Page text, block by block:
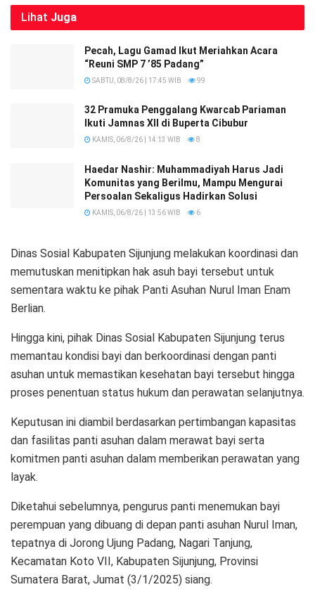
Lihat Juga
Pecah, Lagu Gamad Ikut Meriahkan Acara
“Reuni SMP 7 ’85 Padang”
SABTU, 08/8/26 | 17:45 WIB 99
32 Pramuka Penggalang Kwarcab Pariaman
Ikuti Jamnas XII di Buperta Cibubur
KAMIS, 06/8/26 | 14:13 WIB 8
Haedar Nashir: Muhammadiyah Harus Jadi
Komunitas yang Berilmu, Mampu Mengurai
Persoalan Sekaligus Hadirkan Solusi
KAMIS, 06/8/26 | 13:56 WIB 6
Dinas Sosial Kabupaten Sijunjung melakukan koordinasi dan
memutuskan menitipkan hak asuh bayi tersebut untuk
sementara waktu ke pihak Panti Asuhan Nurul Iman Enam
Berlian.
Hingga kini, pihak Dinas Sosial Kabupaten Sijunjung terus
memantau kondisi bayi dan berkoordinasi dengan panti
asuhan untuk memastikan kesehatan bayi tersebut hingga
proses penentuan status hukum dan perawatan selanjutnya.
Keputusan ini diambil berdasarkan pertimbangan kapasitas
dan fasilitas panti asuhan dalam merawat bayi serta
komitmen panti asuhan dalam memberikan perawatan yang
layak.
Diketahui sebelumnya, pengurus panti menemukan bayi
perempuan yang dibuang di depan panti asuhan Nurul Iman,
tepatnya di Jorong Ujung Padang, Nagari Tanjung,
Kecamatan Koto VII, Kabupaten Sijunjung, Provinsi
Sumatera Barat, Jumat (3/1/2025) siang.